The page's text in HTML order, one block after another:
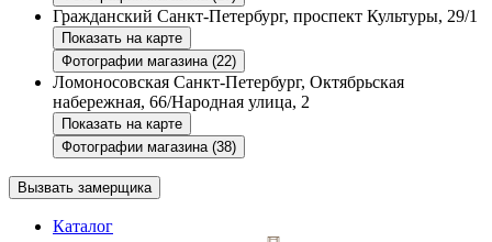
Гражданский Санкт-Петербург, проспект Культуры, 29/1
Показать на карте
Фотографии магазина (22)
Ломоносовская Санкт-Петербург, Октябрьская
набережная, 66/Народная улица, 2
Показать на карте
Фотографии магазина (38)
Вызвать замерщика
Каталог